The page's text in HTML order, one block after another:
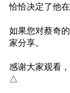
恰恰决定了他
如果您对蔡奇
家分享。
感谢大家观看